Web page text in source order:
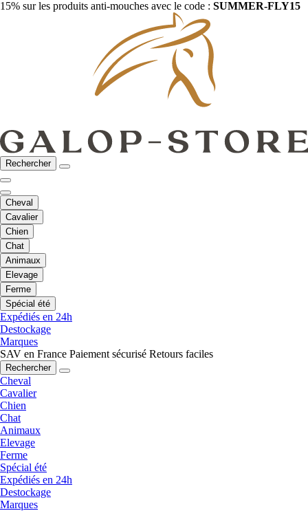
15% sur les produits anti-mouches avec le code : SUMMER-FLY15
Rechercher
Cheval
Cavalier
Chien
Chat
Animaux
Elevage
Ferme
Spécial été
Expédiés en 24h
Destockage
Marques
SAV en France Paiement sécurisé Retours faciles
Rechercher
Cheval
Cavalier
Chien
Chat
Animaux
Elevage
Ferme
Spécial été
Expédiés en 24h
Destockage
Marques